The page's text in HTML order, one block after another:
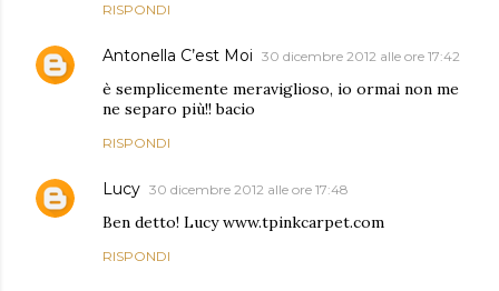
RISPONDI
Antonella C’est Moi 30 dicembre 2012 alle ore 17:42
è semplicemente meraviglioso, io ormai non me
ne separo più!! bacio
RISPONDI
Lucy 30 dicembre 2012 alle ore 17:48
Ben detto! Lucy www.tpinkcarpet.com
RISPONDI